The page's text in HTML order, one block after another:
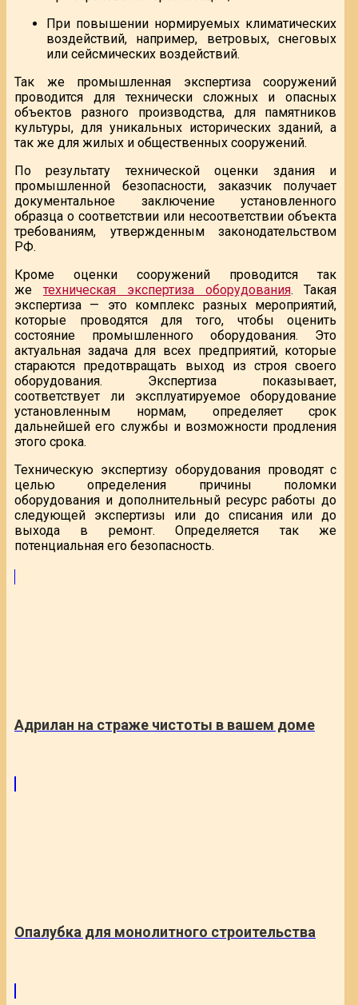
При повышении нормируемых климатических
воздействий, например, ветровых, снеговых
или сейсмических воздействий.
Так же промышленная экспертиза сооружений
проводится для технически сложных и опасных
объектов разного производства, для памятников
культуры, для уникальных исторических зданий, а
так же для жилых и общественных сооружений.
По результату технической оценки здания и
промышленной безопасности, заказчик получает
документальное заключение установленного
образца о соответствии или несоответствии объекта
требованиям, утвержденным законодательством
РФ.
Кроме оценки сооружений проводится так
же техническая экспертиза оборудования. Такая
экспертиза — это комплекс разных мероприятий,
которые проводятся для того, чтобы оценить
состояние промышленного оборудования. Это
актуальная задача для всех предприятий, которые
стараются предотвращать выход из строя своего
оборудования. Экспертиза показывает,
соответствует ли эксплуатируемое оборудование
установленным нормам, определяет срок
дальнейшей его службы и возможности продления
этого срока.
Техническую экспертизу оборудования проводят с
целью определения причины поломки
оборудования и дополнительный ресурс работы до
следующей экспертизы или до списания или до
выхода в ремонт. Определяется так же
потенциальная его безопасность.
Адрилан на страже чистоты в вашем доме
Опалубка для монолитного строительства